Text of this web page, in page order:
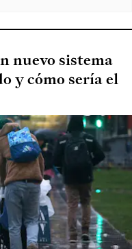
nuevo sistema
y cómo sería el